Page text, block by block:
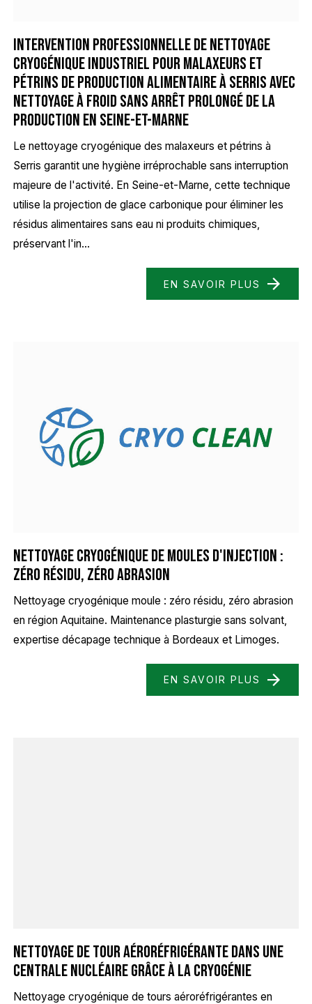
Intervention professionnelle de nettoyage
cryogénique industriel pour malaxeurs et
pétrins de production alimentaire à Serris avec
nettoyage à froid sans arrêt prolongé de la
production en Seine-et-Marne
Le nettoyage cryogénique des malaxeurs et pétrins à
Serris garantit une hygiène irréprochable sans interruption
majeure de l'activité. En Seine-et-Marne, cette technique
utilise la projection de glace carbonique pour éliminer les
résidus alimentaires sans eau ni produits chimiques,
préservant l'in...
EN SAVOIR PLUS
Nettoyage cryogénique de moules d'injection :
Zéro résidu, zéro abrasion
Nettoyage cryogénique moule : zéro résidu, zéro abrasion
en région Aquitaine. Maintenance plasturgie sans solvant,
expertise décapage technique à Bordeaux et Limoges.
EN SAVOIR PLUS
Nettoyage de tour aéroréfrigérante dans une
centrale nucléaire grâce à la cryogénie
Nettoyage cryogénique de tours aéroréfrigérantes en